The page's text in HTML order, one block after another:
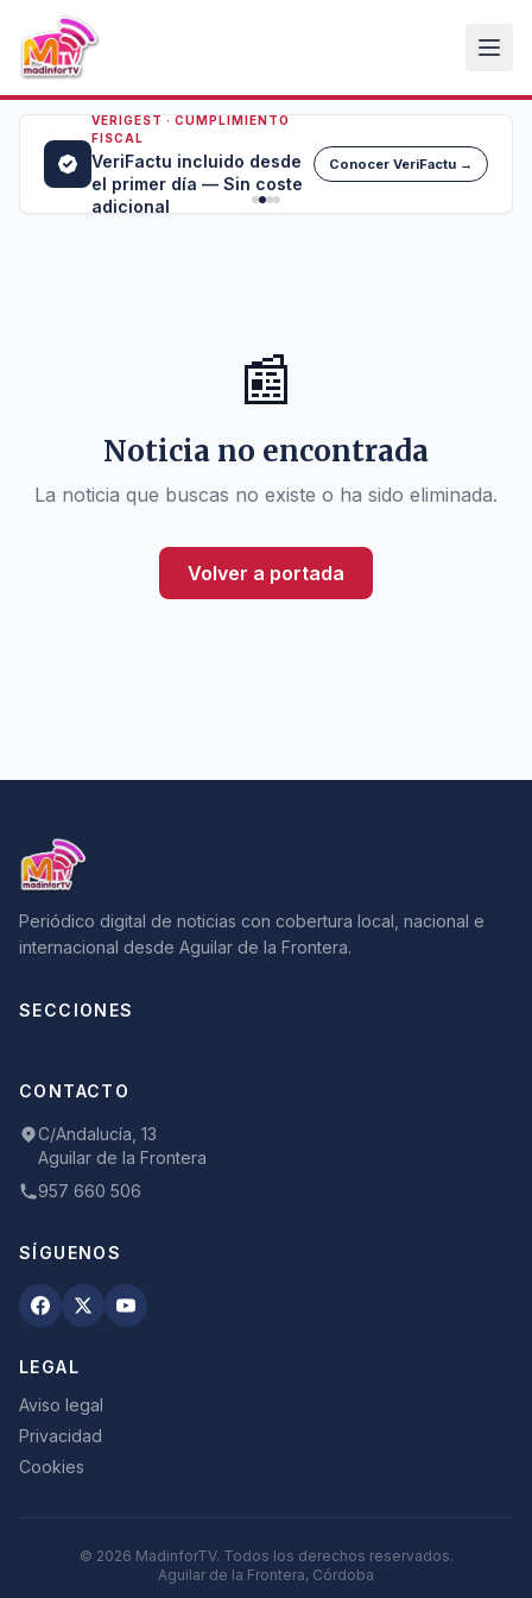
VERIGEST · CUMPLIMIENTO
FISCAL
VeriFactu incluido desde
el primer día — Sin coste
adicional
Conocer VeriFactu →
📰
Noticia no encontrada
La noticia que buscas no existe o ha sido eliminada.
Volver a portada
Periódico digital de noticias con cobertura local, nacional e
internacional desde Aguilar de la Frontera.
SECCIONES
CONTACTO
C/Andalucía, 13
Aguilar de la Frontera
957 660 506
SÍGUENOS
LEGAL
Aviso legal
Privacidad
Cookies
© 2026 MadinforTV. Todos los derechos reservados.
Aguilar de la Frontera, Córdoba